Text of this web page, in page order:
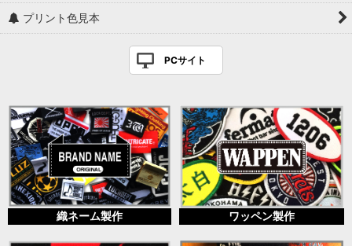
プリント色見本
PCサイト
織ネーム製作 ワッペン製作